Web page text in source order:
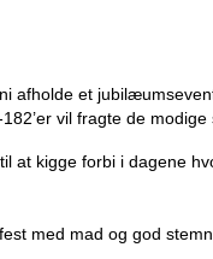
afholde et
vil fragte de
at kigge forbi i dagene
med mad og god